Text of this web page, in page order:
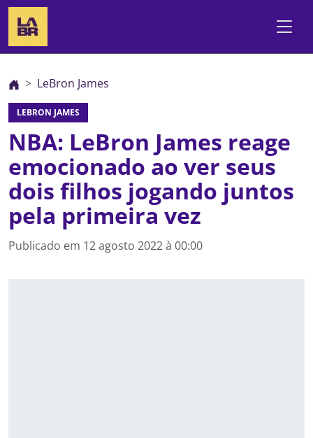
LeBron James
LEBRON JAMES
NBA: LeBron James reage
emocionado ao ver seus
dois filhos jogando juntos
pela primeira vez
Publicado em 12 agosto 2022 à 00:00